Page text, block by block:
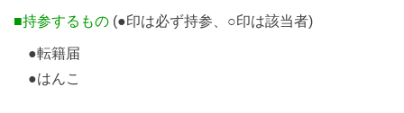
■持参するもの (●印は必ず持参、○印は該当者)
●転籍届
●はんこ